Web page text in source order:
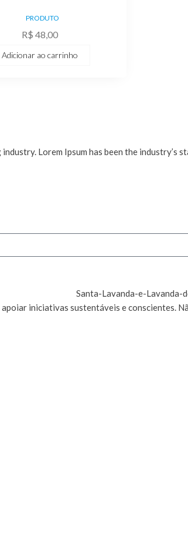
PRODUTO
R$ 48,00
Adicionar ao carrinho
Lorem Ipsum has been the industry’s
iniciativas sustentáveis e